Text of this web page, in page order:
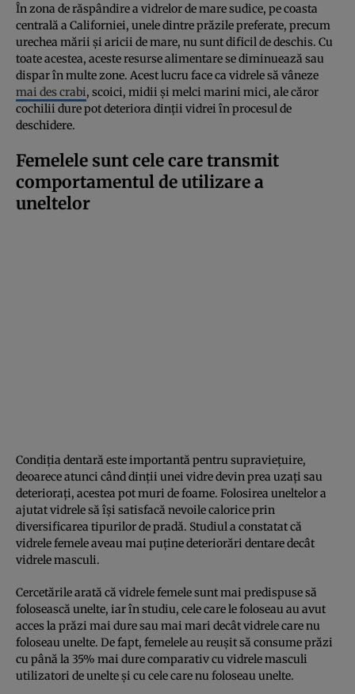
În zona de răspândire a vidrelor de mare sudice, pe coasta
centrală a Californiei, unele dintre prăzile preferate, precum
urechea mării și aricii de mare, nu sunt dificil de deschis. Cu
toate acestea, aceste resurse alimentare se diminuează sau
dispar în multe zone. Acest lucru face ca vidrele să vâneze
mai des crabi, scoici, midii și melci marini mici, ale căror
cochilii dure pot deteriora dinții vidrei în procesul de
deschidere.
Femelele sunt cele care transmit
comportamentul de utilizare a
uneltelor
Condiția dentară este importantă pentru supraviețuire,
deoarece atunci când dinții unei vidre devin prea uzați sau
deteriorați, acestea pot muri de foame. Folosirea uneltelor a
ajutat vidrele să își satisfacă nevoile calorice prin
diversificarea tipurilor de pradă. Studiul a constatat că
vidrele femele aveau mai puține deteriorări dentare decât
vidrele masculi.
Cercetările arată că vidrele femele sunt mai predispuse să
folosească unelte, iar în studiu, cele care le foloseau au avut
acces la prăzi mai dure sau mai mari decât vidrele care nu
foloseau unelte. De fapt, femelele au reușit să consume prăzi
cu până la 35% mai dure comparativ cu vidrele masculi
utilizatori de unelte și cu cele care nu foloseau unelte.